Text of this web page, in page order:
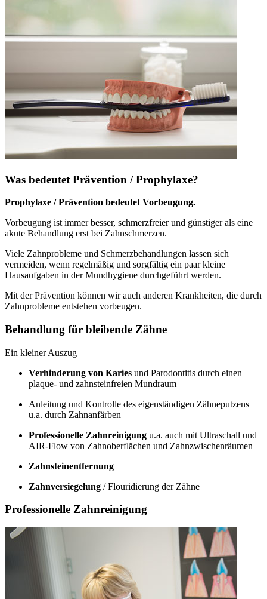
Was bedeutet Prävention / Prophylaxe?
Prophylaxe / Prävention bedeutet Vorbeugung.
Vorbeugung ist immer besser, schmerzfreier und günstiger als eine
akute Behandlung erst bei Zahnschmerzen.
Viele Zahnprobleme und Schmerzbehandlungen lassen sich
vermeiden, wenn regelmäßig und sorgfältig ein paar kleine
Hausaufgaben in der Mundhygiene durchgeführt werden.
Mit der Prävention können wir auch anderen Krankheiten, die durch
Zahnprobleme entstehen vorbeugen.
Behandlung für bleibende Zähne
Ein kleiner Auszug
Verhinderung von Karies und Parodontitis durch einen
plaque- und zahnsteinfreien Mundraum
Anleitung und Kontrolle des eigenständigen Zähneputzens
u.a. durch Zahnanfärben
Professionelle Zahnreinigung u.a. auch mit Ultraschall und
AIR-Flow von Zahnoberflächen und Zahnzwischenräumen
Zahnsteinentfernung
Zahnversiegelung / Flouridierung der Zähne
Professionelle Zahnreinigung